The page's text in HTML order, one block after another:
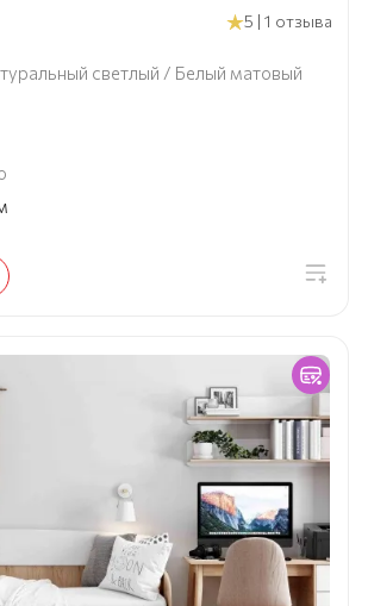
5 | 1 отзыва
светлый / Белый матовый